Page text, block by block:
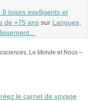
8 loisirs intelligents et
de +75 anssur Langues,
Le Monde et Nous –
le carnet de voyage